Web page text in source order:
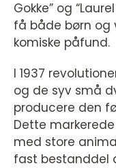
Gokke” og
få både børn og
komiske påfund.
I 1937
og de syv små
producere den
Dette
med store
fast bestanddel